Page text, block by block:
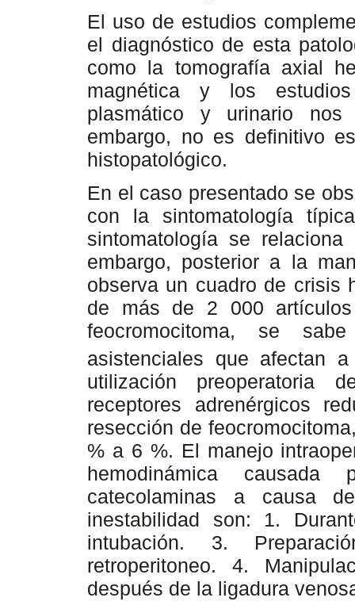
El uso de estudios
el diagnóstico de esta
como la tomografía axial
magnética y los
plasmático y urinario
embargo, no es definitivo
histopatológico.
En el caso presentado se
con la sintomatología
sintomatología se
embargo, posterior a la
observa un cuadro de crisis
de más de 2 000
feocromocitoma, se
asistenciales que afectan
utilización preoperatoria
receptores adrenérgicos
resección de
% a 6 %. El manejo
hemodinámica
catecolaminas a causa
inestabilidad son: 1.
intubación. 3.
retroperitoneo. 4.
después de la ligadura